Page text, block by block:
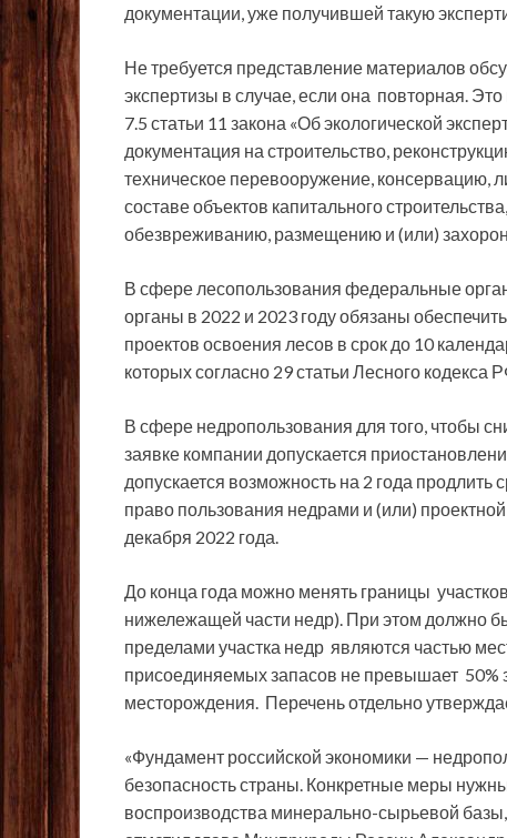
документации, уже получившей такую
Не требуется представление материалов
экспертизы в случае, если она повторная.
7.5 статьи 11 закона «Об экологической
документация на строительство,
техническое перевооружение, консервацию,
составе объектов капитального
обезвреживанию, размещению и (или)
В сфере лесопользования федеральные
органы в 2022 и 2023 году обязаны
проектов освоения лесов в срок до 10
которых согласно 29 статьи Лесного кодекса
В сфере недропользования для того, чтобы
заявке компании допускается
допускается возможность на 2 года
право пользования недрами и (или)
декабря 2022 года.
До конца года можно менять границы
нижележащей части недр). При этом должно
пределами участка недр являются частью
присоединяемых запасов не превышает 50%
месторождения. Перечень отдельно
«Фундамент российской экономики —
безопасность страны. Конкретные меры
воспроизводства минерально-сырьевой